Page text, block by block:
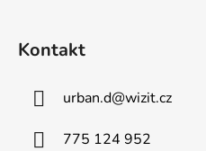
Kontakt
urban.d@wizit.cz
775 124 952